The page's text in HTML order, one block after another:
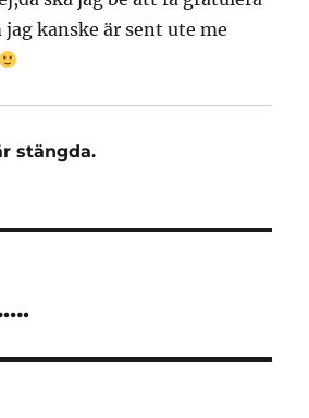
kanske är sent ute me
stängda.